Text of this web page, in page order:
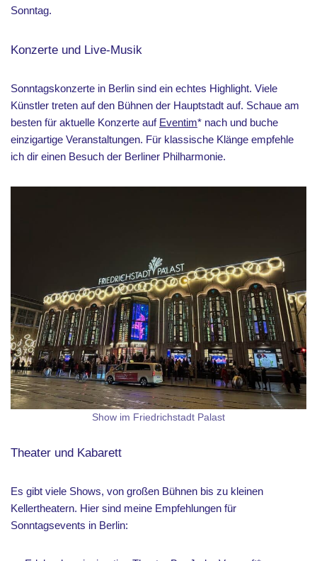
Sonntag.
Konzerte und Live-Musik
Sonntagskonzerte in Berlin sind ein echtes Highlight. Viele
Künstler treten auf den Bühnen der Hauptstadt auf. Schaue am
besten für aktuelle Konzerte auf Eventim* nach und buche
einzigartige Veranstaltungen. Für klassische Klänge empfehle
ich dir einen Besuch der Berliner Philharmonie.
Show im Friedrichstadt Palast
Theater und Kabarett
Es gibt viele Shows, von großen Bühnen bis zu kleinen
Kellertheatern. Hier sind meine Empfehlungen für
Sonntagsevents in Berlin: